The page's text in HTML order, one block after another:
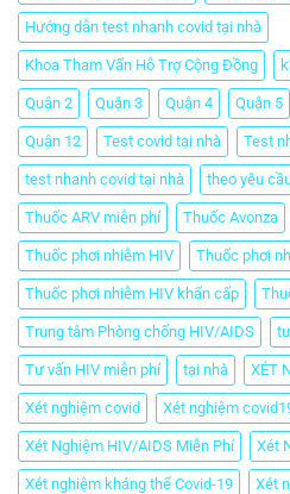
Hướng dẫn test nhanh covid tại nhà
Khoa Tham Vấn Hỗ Trợ Cộng Đồng
Quận 2 Quận 3 Quận 4 Quận 5
Quận 12 Test covid tại nhà Test
test nhanh covid tại nhà theo yêu
Thuốc ARV miễn phí Thuốc Avonza
Thuốc phơi nhiễm HIV Thuốc phơi
Thuốc phơi nhiễm HIV khẩn cấp
Trung tâm Phòng chống HIV/AIDS
Tư vấn HIV miễn phí tại nhà XÉT
Xét nghiệm covid Xét nghiệm
Xét Nghiệm HIV/AIDS Miễn Phí Xét
Xét nghiệm kháng thể Covid-19 Xét